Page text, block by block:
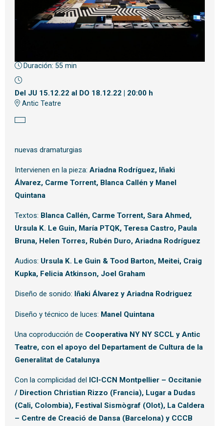
Diapositiva 1 de 1
Duración: 55 min
Del JU 15.12.22 al DO 18.12.22 | 20:00 h
Antic Teatre
nuevas dramaturgias
Intervienen en la pieza: Ariadna Rodríguez, Iñaki
Álvarez, Carme Torrent, Blanca Callén y Manel
Quintana
Textos: Blanca Callén, Carme Torrent, Sara Ahmed,
Ursula K. Le Guin, María PTQK, Teresa Castro, Paula
Bruna, Helen Torres, Rubén Duro, Ariadna Rodríguez
Audios: Ursula K. Le Guin & Tood Barton, Meitei, Craig
Kupka, Felicia Atkinson, Joel Graham
Diseño de sonido: Iñaki Álvarez y Ariadna Rodriguez
Diseño y técnico de luces: Manel Quintana
Una coproducción de Cooperativa NY NY SCCL y Antic
Teatre, con el apoyo del Departament de Cultura de la
Generalitat de Catalunya
Con la complicidad del ICI-CCN Montpellier – Occitanie
/ Direction Christian Rizzo (Francia), Lugar a Dudas
(Cali, Colombia), Festival Sismògraf (Olot), La Caldera
– Centre de Creació de Dansa (Barcelona) y CCCB